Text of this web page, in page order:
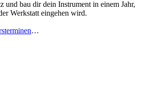
und bau dir dein Instrument in einem Jahr,
Werkstatt eingehen wird.
…